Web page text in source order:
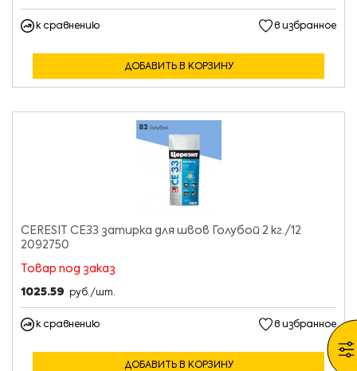
к сравнению в избранное
ДОБАВИТЬ В КОРЗИНУ
CERESIT CE33 затирка для швов Голубой 2 кг./12
2092750
Товар под заказ
1025.59 руб./шт.
к сравнению в избранное
ДОБАВИТЬ В КОРЗИНУ